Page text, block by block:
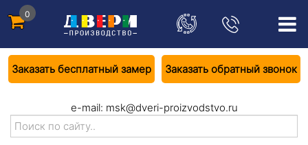
0
Заказать бесплатный замер Заказать обратный звонок
e-mail: msk@dveri-proizvodstvo.ru